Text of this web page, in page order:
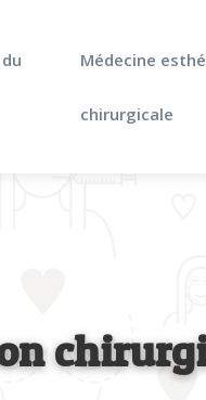
Médecine
chirurgicale